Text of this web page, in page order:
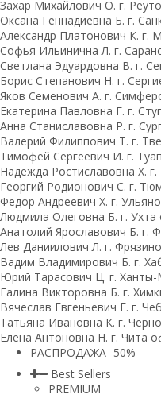
Захар Михайлович О. г.
Оксана Геннадиевна Б. г.
Александр Платонович К. г.
Софья Ильинична Л. г.
Светлана Эдуардовна В. г.
Борис Степанович Н. г.
Яков Семенович А. г.
Екатерина Павловна Г. г.
Анна Станиславовна Р. г.
Валерий Филиппович Т. г.
Тимофей Сергеевич И. г.
Надежда Ростиславовна Х.
Георгий Родионович С. г.
Федор Андреевич Х. г.
Людмила Олеговна Б. г. Ухта
Анатолий Ярославович Б. г.
Лев Даниилович Л. г.
Вадим Владимирович Б. г.
Юрий Тарасович Ц. г. Ханты-
Галина Викторовна Б. г.
Вячеслав Евгеньевич Е. г.
Татьяна Ивановна К. г.
Елена Антоновна Н. г. Чита
РАСПРОДАЖА -50%
Best Sellers
PREMIUM